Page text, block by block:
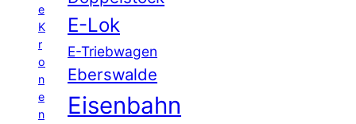
e
K
r
o
n
e
n
E-Lok
E-Triebwagen
Eberswalde
Eisenbahn